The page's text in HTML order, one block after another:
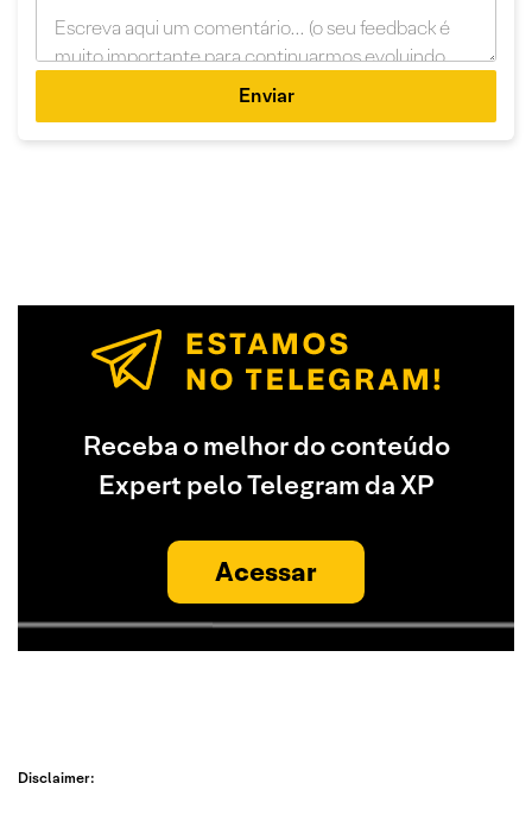
Enviar
Receba o melhor do conteúdo
Expert pelo Telegram da XP
Acessar
Disclaimer: